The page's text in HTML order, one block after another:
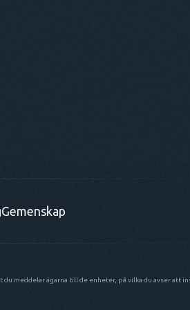
Gemenskap
meddelar ägarna till de enheter, på vilka du avser att